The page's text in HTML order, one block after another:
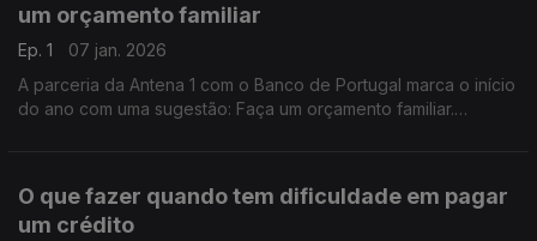
um orçamento familiar
Ep. 1
07 jan. 2026
A parceria da Antena 1 com o Banco de Portugal marca o início
do ano com uma sugestão: Faça um orçamento familiar.
O que fazer quando tem dificuldade em pagar
um crédito